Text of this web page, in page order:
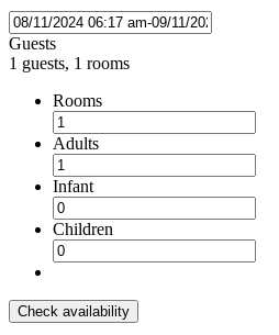
Guests
1 guests, 1 rooms
Rooms
Adults
Infant
Children
Check availability